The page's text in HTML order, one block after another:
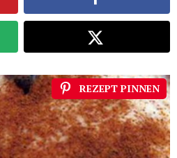
REZEPT PINNEN